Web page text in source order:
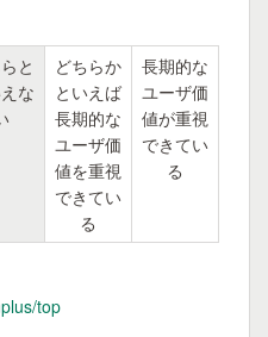
と
な
どちらか
といえば
長期的な
ユーザ価
値を重視
できてい
る
長期的な
ユーザ価
値が重視
できてい
る
top